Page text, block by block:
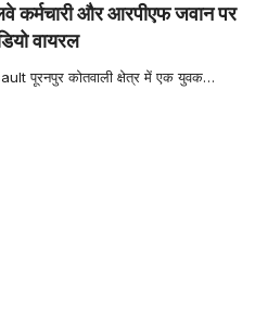
और आरपीएफ जवान पर
वायरल
पूरनपुर कोतवाली क्षेत्र में एक युवक…